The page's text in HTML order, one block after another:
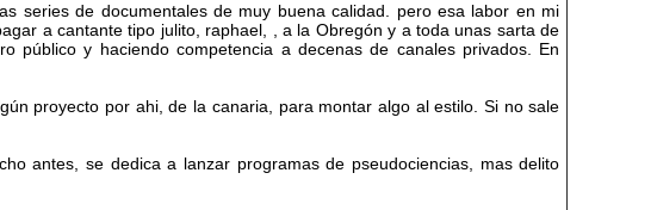
series de documentales de muy buena calidad. pero esa labor en mi
a cantante tipo julito, raphael, , a la Obregón y a toda unas sarta de
público y haciendo competencia a decenas de canales privados. En
proyecto por ahi, de la canaria, para montar algo al estilo. Si no sale
antes, se dedica a lanzar programas de pseudociencias, mas delito